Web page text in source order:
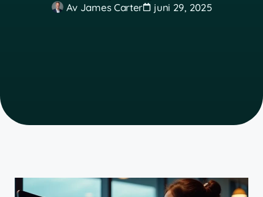
Av James Carter juni 29, 2025